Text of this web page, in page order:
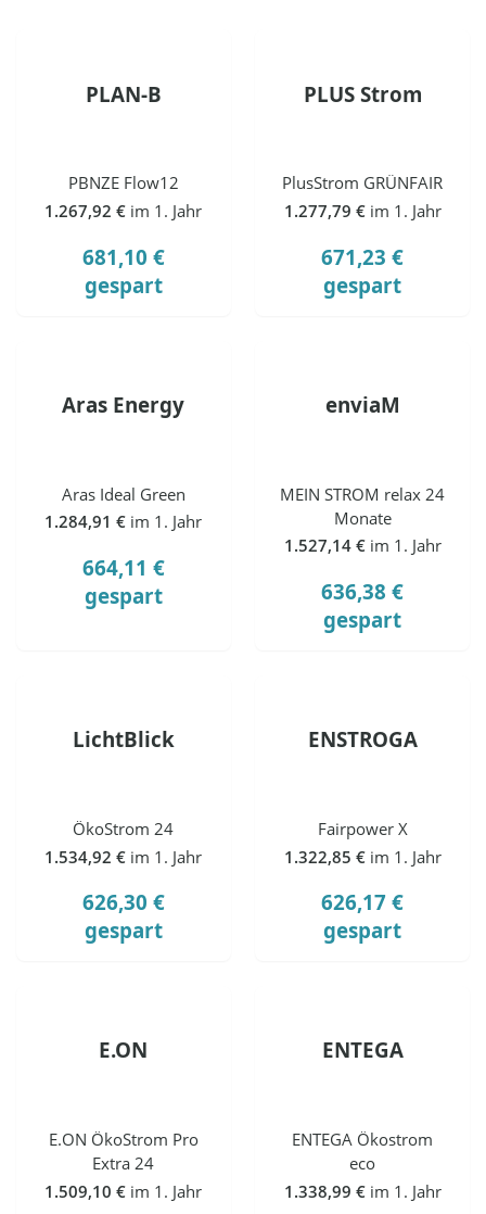
PLAN-B
PBNZE Flow12
1.267,92 € im 1. Jahr
681,10 €
gespart
PLUS Strom
PlusStrom GRÜNFAIR
1.277,79 € im 1. Jahr
671,23 €
gespart
Aras Energy
Aras Ideal Green
1.284,91 € im 1. Jahr
664,11 €
gespart
enviaM
MEIN STROM relax 24
Monate
1.527,14 € im 1. Jahr
636,38 €
gespart
LichtBlick
ÖkoStrom 24
1.534,92 € im 1. Jahr
626,30 €
gespart
ENSTROGA
Fairpower X
1.322,85 € im 1. Jahr
626,17 €
gespart
E.ON
E.ON ÖkoStrom Pro
Extra 24
1.509,10 € im 1. Jahr
ENTEGA
ENTEGA Ökostrom
eco
1.338,99 € im 1. Jahr